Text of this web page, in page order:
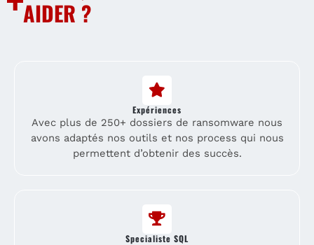
AIDER ?
Expériences
Avec plus de 250+ dossiers de ransomware nous
avons adaptés nos outils et nos process qui nous
permettent d’obtenir des succès.
Specialiste SQL